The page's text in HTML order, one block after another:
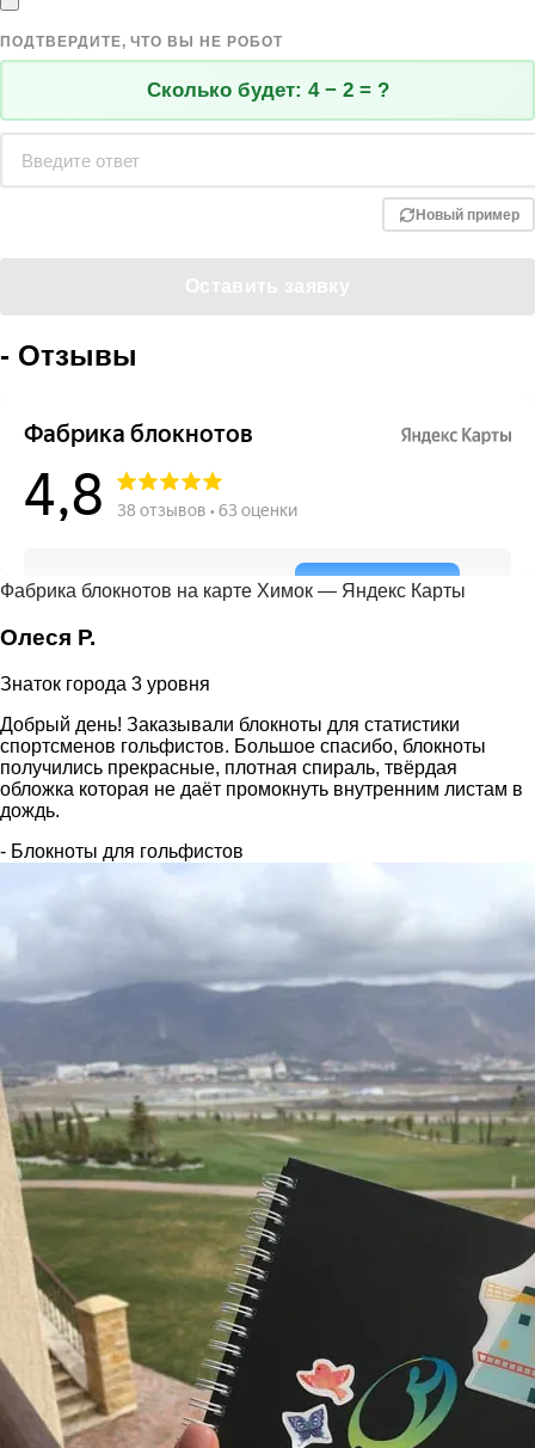
ПОДТВЕРДИТЕ, ЧТО ВЫ НЕ РОБОТ
Сколько будет: 4 − 2 = ?
Новый пример
- Отзывы
Фабрика блокнотов на карте Химок — Яндекс Карты
Олеся Р.
Знаток города 3 уровня
Добрый день! Заказывали блокноты для статистики
спортсменов гольфистов. Большое спасибо, блокноты
получились прекрасные, плотная спираль, твёрдая
обложка которая не даёт промокнуть внутренним листам в
дождь.
- Блокноты для гольфистов